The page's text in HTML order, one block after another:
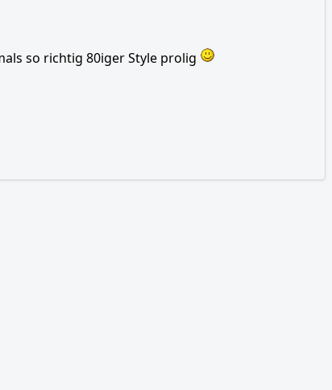
so richtig 80iger Style prolig